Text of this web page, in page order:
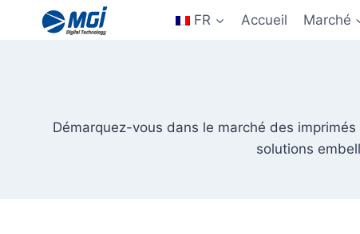
FR Accueil Marché
Démarquez-vous dans le marché des
solutions